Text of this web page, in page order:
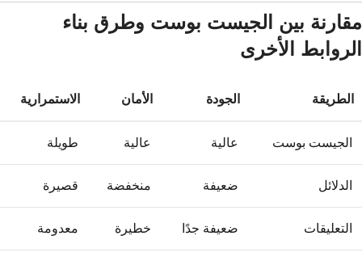
مقارنة بين الجيست بوست وطرق بناء
الروابط الأخرى
الطريقة الجودة الأمان الاستمرارية
الجيست بوست عالية عالية طويلة
الدلائل ضعيفة منخفضة قصيرة
التعليقات ضعيفة جدًا خطيرة معدومة